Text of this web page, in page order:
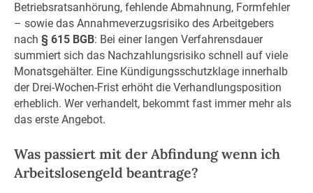
Betriebsratsanhörung, fehlende Abmahnung, Formfehler
– sowie das Annahmeverzugsrisiko des Arbeitgebers
nach § 615 BGB: Bei einer langen Verfahrensdauer
summiert sich das Nachzahlungsrisiko schnell auf viele
Monatsgehälter. Eine Kündigungsschutzklage innerhalb
der Drei-Wochen-Frist erhöht die Verhandlungsposition
erheblich. Wer verhandelt, bekommt fast immer mehr als
das erste Angebot.
Was passiert mit der Abfindung wenn ich
Arbeitslosengeld beantrage?